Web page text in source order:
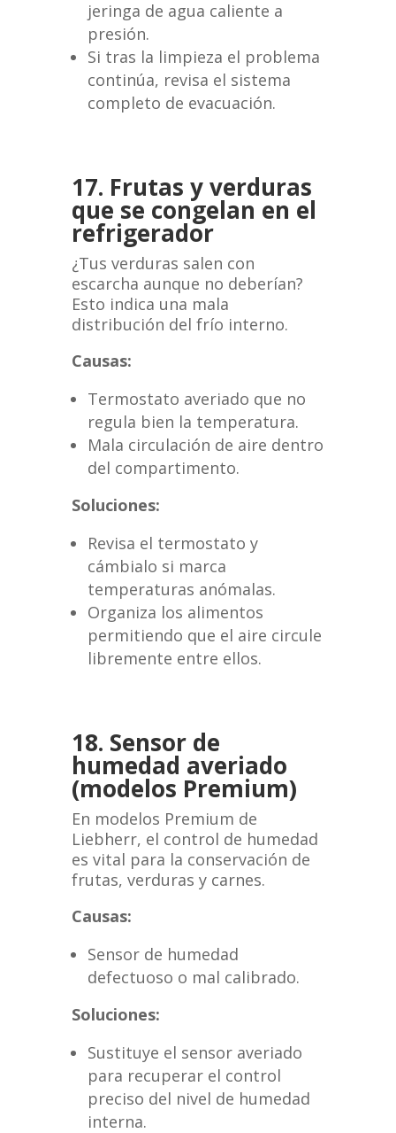
jeringa de agua caliente a
presión.
Si tras la limpieza el problema
continúa, revisa el sistema
completo de evacuación.
17. Frutas y verduras
que se congelan en el
refrigerador
¿Tus verduras salen con
escarcha aunque no deberían?
Esto indica una mala
distribución del frío interno.
Causas:
Termostato averiado que no
regula bien la temperatura.
Mala circulación de aire dentro
del compartimento.
Soluciones:
Revisa el termostato y
cámbialo si marca
temperaturas anómalas.
Organiza los alimentos
permitiendo que el aire circule
libremente entre ellos.
18. Sensor de
humedad averiado
(modelos Premium)
En modelos Premium de
Liebherr, el control de humedad
es vital para la conservación de
frutas, verduras y carnes.
Causas:
Sensor de humedad
defectuoso o mal calibrado.
Soluciones:
Sustituye el sensor averiado
para recuperar el control
preciso del nivel de humedad
interna.